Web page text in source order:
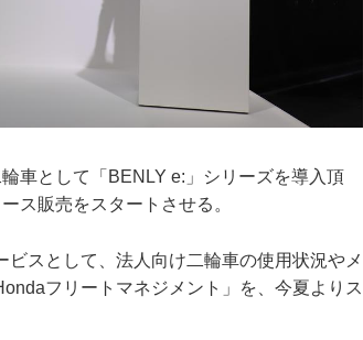
車として「BENLY e:」シリーズを導入頂
ス販売をスタートさせる。
スとして、法人向け二輪車の使用状況やメ
フリートマネジメント」を、今夏よりス